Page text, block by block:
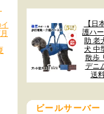
【日
護ハ
助 老
犬 中
散歩
デニ
送
ビールサーバー